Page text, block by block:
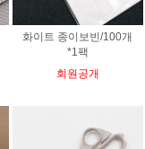
화이트 종이보빈/100개
*1팩
회원공개